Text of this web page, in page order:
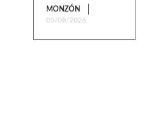
MONZÓN
05/08/2026